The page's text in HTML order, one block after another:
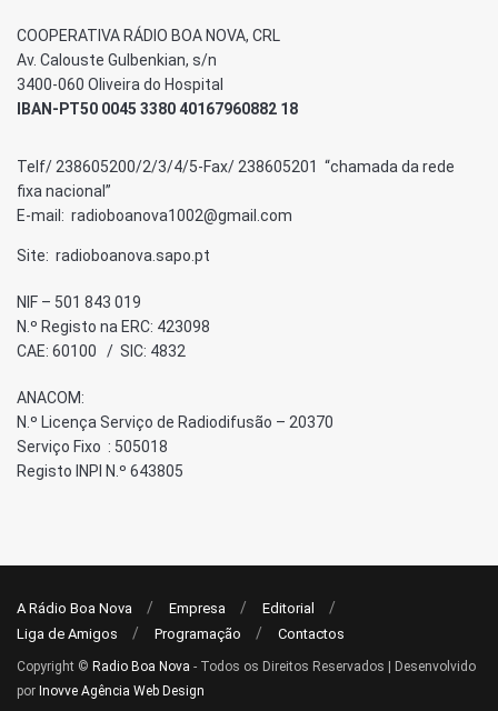
COOPERATIVA RÁDIO BOA NOVA, CRL
Av. Calouste Gulbenkian, s/n
3400-060 Oliveira do Hospital
IBAN-PT50 0045 3380 40167960882 18
Telf/ 238605200/2/3/4/5-Fax/ 238605201 “chamada da rede
fixa nacional”
E-mail: radioboanova1002@gmail.com
Site: radioboanova.sapo.pt
NIF – 501 843 019
N.º Registo na ERC: 423098
CAE: 60100 / SIC: 4832
ANACOM:
N.º Licença Serviço de Radiodifusão – 20370
Serviço Fixo : 505018
Registo INPI N.º 643805
A Rádio Boa Nova Empresa
Editorial
Liga de Amigos
Programação Contactos
Copyright © Radio Boa Nova - Todos os Direitos Reservados | Desenvolvido
por Inovve Agência Web Design